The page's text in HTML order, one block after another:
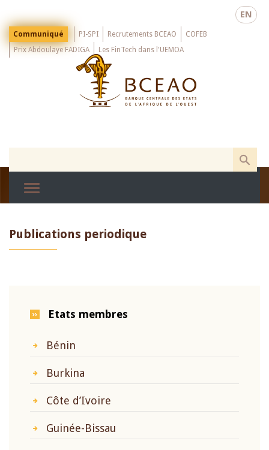
main
EN
Menu
Top
Communiqué PI-SPI Recrutements BCEAO
COFEB
Prix Abdoulaye FADIGA
Les FinTech dans l'UEMOA
Publications periodique
Etats membres
Bénin
Burkina
Côte d’Ivoire
Guinée-Bissau